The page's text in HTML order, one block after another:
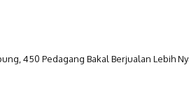
450 Pedagang Bakal Berjualan Lebih
dan Area SPBU Ikut Terbakar